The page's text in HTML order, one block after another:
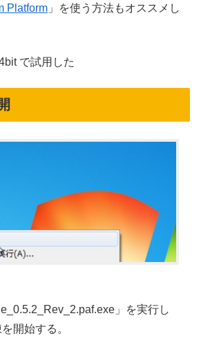
Platform 」を使う方法もオススメし
で試用した
」を実行し
開始する。